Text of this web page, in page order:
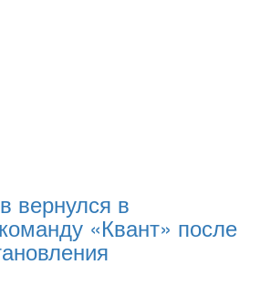
вернулся в
«Квант» после